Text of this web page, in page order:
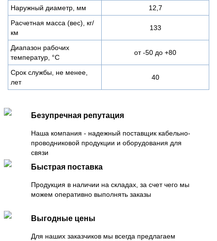
Наружный диаметр, мм
12,7
Расчетная масса (вес), кг/
км
133
Диапазон рабочих
температур, °C
от -50 до +80
Срок службы, не менее,
лет
40
Безупречная репутация
Наша компания - надежный поставщик кабельно-
проводниковой продукции и оборудования для
связи
Быстрая поставка
Продукция в наличии на складах, за счет чего мы
можем оперативно выполнять заказы
Выгодные цены
Для наших заказчиков мы всегда предлагаем